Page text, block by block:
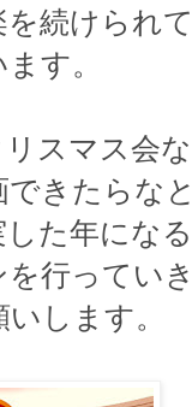
続けられ
す。
スマス会
きたらな
た年にな
行ってい
します。